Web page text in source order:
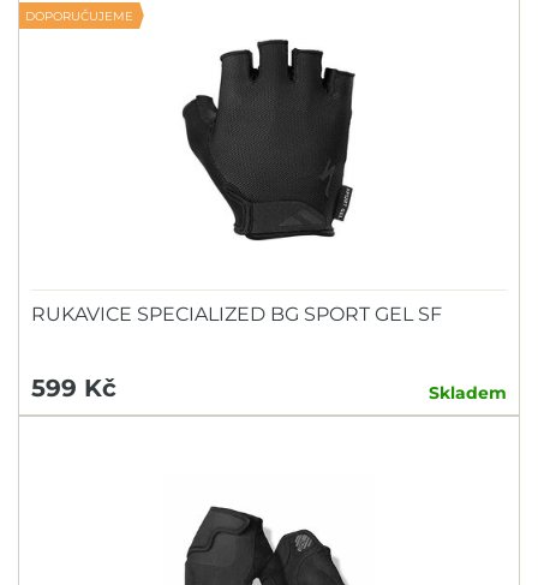
DOPORUČUJEME
RUKAVICE SPECIALIZED BG SPORT GEL SF
599 Kč Skladem